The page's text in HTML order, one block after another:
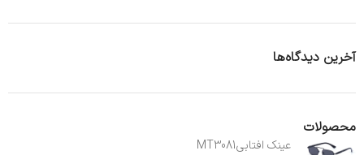
آخرین دیدگاه‌ها
محصولات
عینک افتابیMT3081